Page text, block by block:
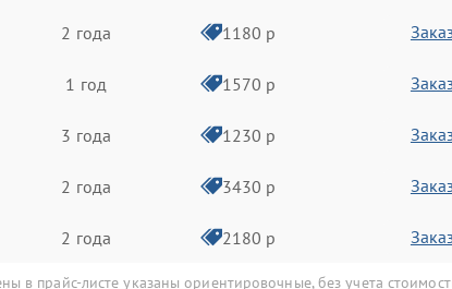
2 года 1180 р
1 год 1570 р
3 года 1230 р
2 года 3430 р
2 года 2180 р
в прайс-листе указаны ориентировочные, без учета